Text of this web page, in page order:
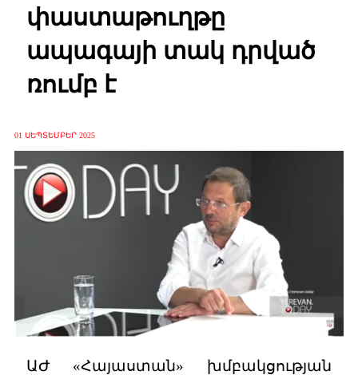
փաստաթուղթը
ապագայի տակ դրված
ռումբ է
01 ՍԵՊՏԵՄԲԵՐ 2025
ԱԺ «Հայաստան» խմբակցության